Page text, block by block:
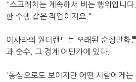
"스크래치는 계속해서 비는 행위입니다
한 수행 같은 작업이지요."
이사라의 원더랜드는 오래된 순정만화
과 순수, 그 경계 어딘가에 있다.
'동심으로도 보이지만 어떤 사람에게는